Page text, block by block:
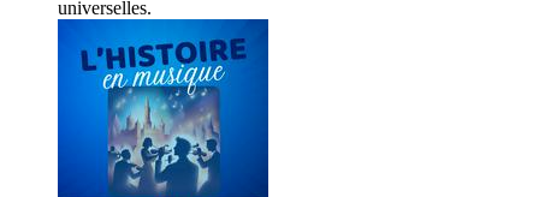
universelles.